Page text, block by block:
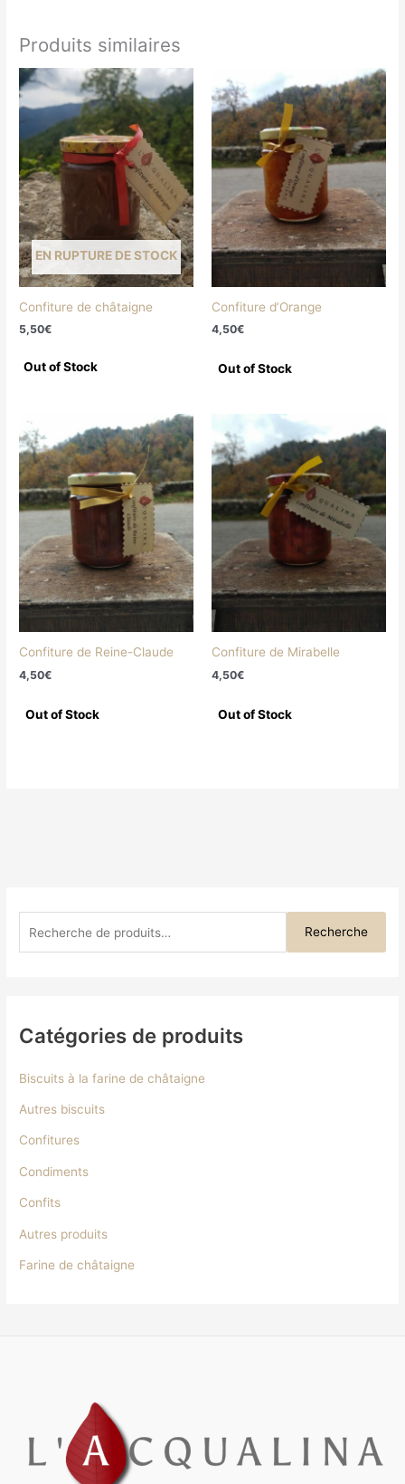
Produits similaires
EN RUPTURE DE STOCK
Confiture de châtaigne
5,50€
Confiture d’Orange
4,50€
Confiture de Reine-Claude
4,50€
Confiture de Mirabelle
4,50€
Recherche
Catégories de produits
Biscuits à la farine de châtaigne
Autres biscuits
Confitures
Condiments
Confits
Autres produits
Farine de châtaigne